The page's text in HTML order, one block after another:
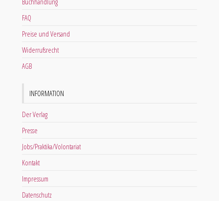
FAQ
Preise und Versand
Widerrufsrecht
AGB
INFORMATION
Der Verlag
Presse
Jobs/Praktika/Volontariat
Kontakt
Impressum
Datenschutz